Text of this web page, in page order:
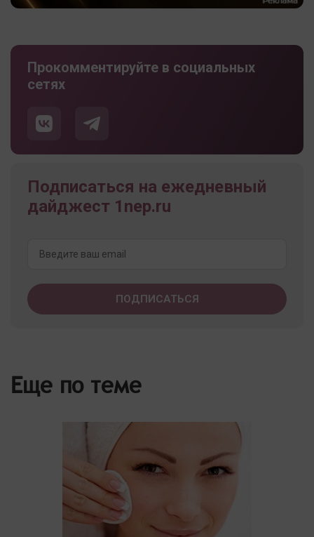
Прокомментируйте в социальных
сетях
Подписаться на ежедневный
дайджест 1nep.ru
Еще по теме